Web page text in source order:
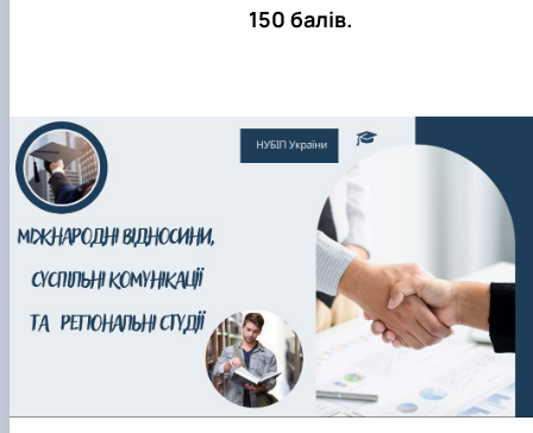
150 балів.